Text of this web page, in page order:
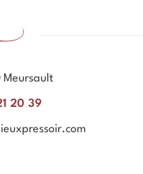
Meursault
20 39